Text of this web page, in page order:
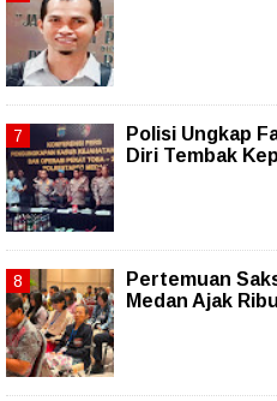
Polisi Ungkap
Diri Tembak
Pertemuan
Medan Ajak